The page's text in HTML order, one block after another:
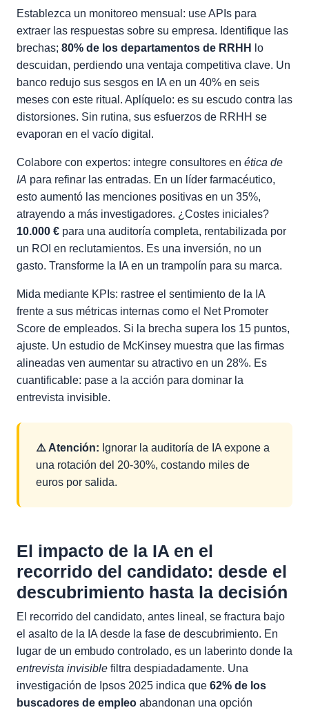
Establezca un monitoreo mensual: use APIs para
extraer las respuestas sobre su empresa. Identifique las
brechas; 80% de los departamentos de RRHH
lo
descuidan, perdiendo una ventaja competitiva clave. Un
banco redujo sus sesgos en IA en un 40% en seis
meses con este ritual. Aplíquelo: es su escudo contra las
distorsiones. Sin rutina, sus esfuerzos de RRHH se
evaporan en el vacío digital.
Colabore con expertos: integre consultores en ética de
IA para refinar las entradas. En un líder farmacéutico,
esto aumentó las menciones positivas en un 35%,
atrayendo a más investigadores. ¿Costes iniciales?
10.000 € para una auditoría completa, rentabilizada por
un ROI en reclutamientos. Es una inversión, no un
gasto. Transforme la IA en un trampolín para su marca.
Mida mediante KPIs: rastree el sentimiento de la IA
frente a sus métricas internas como el Net Promoter
Score de empleados. Si la brecha supera los 15 puntos,
ajuste. Un estudio de McKinsey muestra que las firmas
alineadas ven aumentar su atractivo en un 28%. Es
cuantificable: pase a la acción para dominar la
entrevista invisible.
⚠️ Atención: Ignorar la auditoría de IA expone a
una rotación del 20-30%, costando miles de
euros por salida.
El impacto de la IA en el
recorrido del candidato: desde el
descubrimiento hasta la decisión
El recorrido del candidato, antes lineal, se fractura bajo
el asalto de la IA desde la fase de descubrimiento. En
lugar de un embudo controlado, es un laberinto donde la
entrevista invisible filtra despiadadamente. Una
investigación de Ipsos 2025 indica que 62% de los
buscadores de empleo abandonan una opción